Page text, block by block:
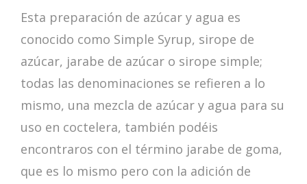
Esta preparación de azúcar y agua es
conocido como Simple Syrup, sirope de
azúcar, jarabe de azúcar o sirope simple;
todas las denominaciones se refieren a lo
mismo, una mezcla de azúcar y agua para su
uso en coctelera, también podéis
encontraros con el término jarabe de goma,
que es lo mismo pero con la adición de